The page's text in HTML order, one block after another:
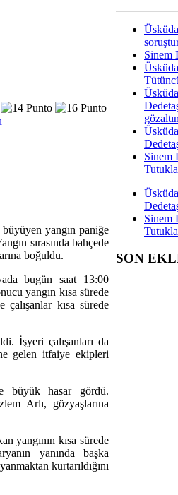
yangın paniğe
sırasında bahçede
boğuldu.
bugün saat 13:00
yangın kısa sürede
çalışanlar kısa sürede
İşyeri çalışanları da
gelen itfaiye ekipleri
büyük hasar gördü.
Arlı, gözyaşlarına
yangının kısa sürede
yanında başka
kurtarıldığını
Sinem
Sinem
Sinem
SON